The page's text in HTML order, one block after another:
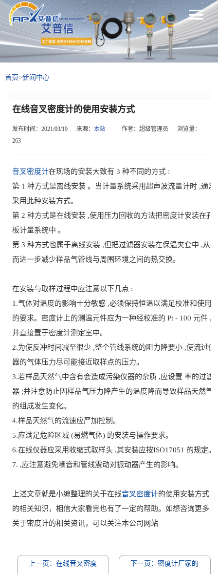
首页>新闻中心
在线音叉密度计的使用安装方式
发布时间：2021/03/19 来源： 本站 作者：超级管理员
浏览量：
263
音叉密度计在现场的安装大致有 3 种不同的方式 :
第 1 种方式是离线安装 。当计量系统采用超声波流量计时 ,通常
采用此种安装方式。
第 2 种方式是在线安装 ,使用压力回收的方法把密度计安装在孔
板计量系统中 。
第 3 种方式也属于离线安装 ,但把过滤器安装在保温夹套中 ,从
而进一步减少样品气管线与周围环境之间的热交换。
在安装与取样过程中应注意以下几点 :
1.气体对温度的影响十分敏感 ,必须保持恒温以满足校准和使用
的要求。密度计上的测温元件应为一种经校准的 Pt - 100 元件 ,
并直接置于密度计测定室中。
2.为使反冲时间减至很少 ,整个管线系统的阻力降要小 ,使流过仪
器的气体压力尽可能接近取样点的压力。
3.若样品天然气中含有会造成污染仪器的杂质 ,应设置 率的过滤
器 ;并注意防止因样品气压力降产生的温度降而导致样品天然气
的组成发生变化。
4.样品天然气的流速应严加控制。
5.应满足危险区域 (易燃气体) 的安装与操作要求。
6.在线仪器应采用收缩式取样头 ,其安装应按ISO17051 的规定。
7. ,应注意避免噪音和管线震动对振动器产生的影响。
上述文章就是小编整理的关于在线音叉密度计的使用安装方式
的相关知识，相信大家看完也有了一定的帮助。如想咨询更多
关于密度计的相关资讯，可以关注本公司网站
上一页：在线音叉密度
下一页：密度计厂家的